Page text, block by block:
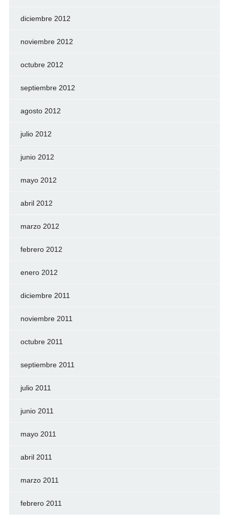
diciembre 2012
noviembre 2012
octubre 2012
septiembre 2012
agosto 2012
julio 2012
junio 2012
mayo 2012
abril 2012
marzo 2012
febrero 2012
enero 2012
diciembre 2011
noviembre 2011
octubre 2011
septiembre 2011
julio 2011
junio 2011
mayo 2011
abril 2011
marzo 2011
febrero 2011